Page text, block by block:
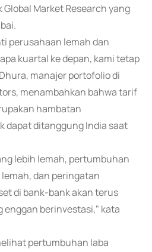
Market Research yang
perusahaan lemah dan
kuartal ke depan, kami tetap
manajer portofolio di
menambahkan bahwa tarif
hambatan
dapat ditanggung India saat
lebih lemah, pertumbuhan
dan peringatan
di bank-bank akan terus
enggan berinvestasi," kata
pertumbuhan laba